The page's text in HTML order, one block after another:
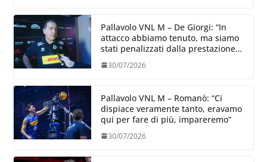
Pallavolo VNL M – De Giorgi: “In
attacco abbiamo tenuto, ma siamo
stati penalizzati dalla prestazione
30/07/2026
Pallavolo VNL M – Romanò: “Ci
dispiace veramente tanto, eravamo
qui per fare di più, impareremo”
30/07/2026